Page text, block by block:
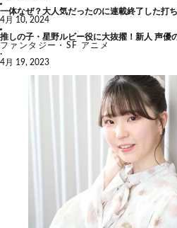
一体なぜ？大人気だったのに連載終了した打
4月 10, 2024
推しの子・星野ルビー役に大抜擢！新人 声優
ファンタジー・SF アニメ
·
4月 19, 2023